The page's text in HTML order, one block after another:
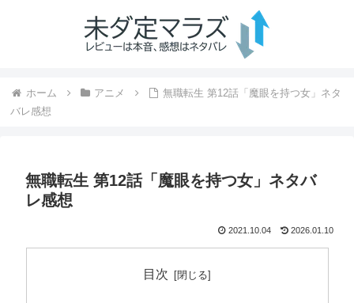
ホーム アニメ
無職転生 第12話「魔眼を持つ女」ネタ
バレ感想
無職転生 第12話「魔眼を持つ女」ネタバ
レ感想
2021.10.04 2026.01.10
目次